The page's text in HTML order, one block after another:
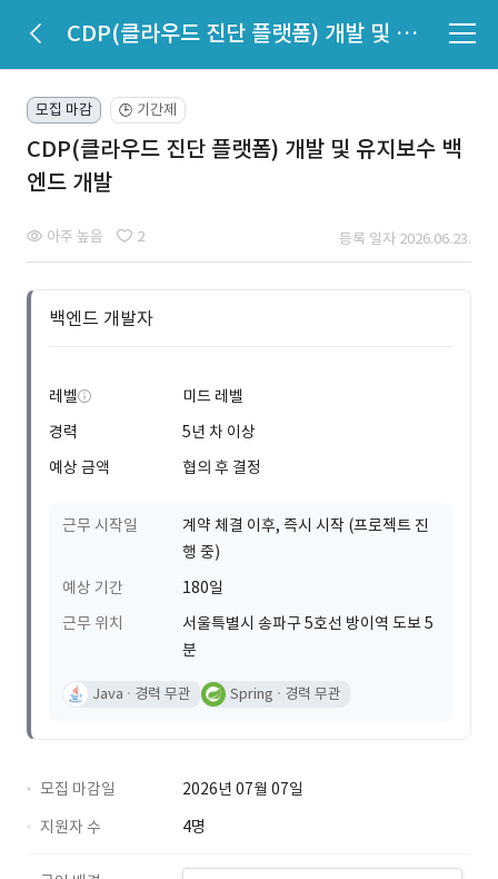
CDP(클라우드 진단 플랫폼) 개발 및 유지보수 백엔드 개발
모집 마감 🕒 기간제
CDP(클라우드 진단 플랫폼) 개발 및 유지보수 백
엔드 개발
아주 높음 2 등록 일자 2026.06.23.
백엔드 개발자
레벨
미드 레벨
경력
5년 차 이상
예상 금액
협의 후 결정
근무 시작일
계약 체결 이후, 즉시 시작 (프로젝트 진
행 중)
예상 기간
180일
근무 위치
서울특별시 송파구 5호선 방이역 도보 5
분
Java 경력 무관 Spring 경력 무관
모집 마감일
2026년 07월 07일
지원자 수
4명